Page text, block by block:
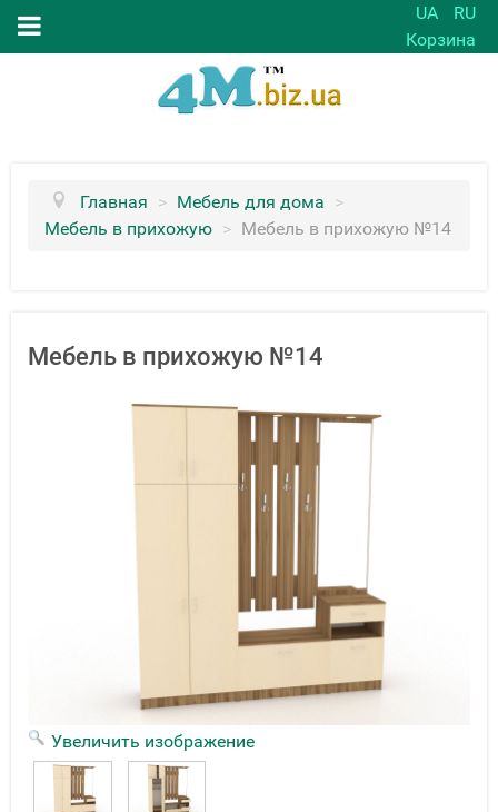
UA
RU
Корзина
Главная > Мебель для дома >
Мебель в прихожую > Мебель в прихожую №14
Мебель в прихожую №14
Увеличить изображение